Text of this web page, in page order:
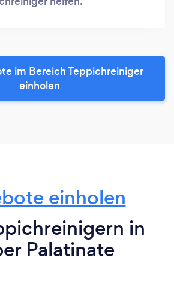
im Bereich Teppichreiniger
einholen
einholen
in
Palatinate